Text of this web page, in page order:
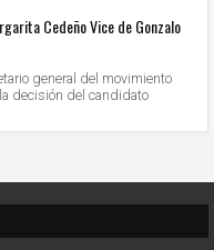
Cedeño Vice de Gonzalo
general del movimiento
decisión del candidato